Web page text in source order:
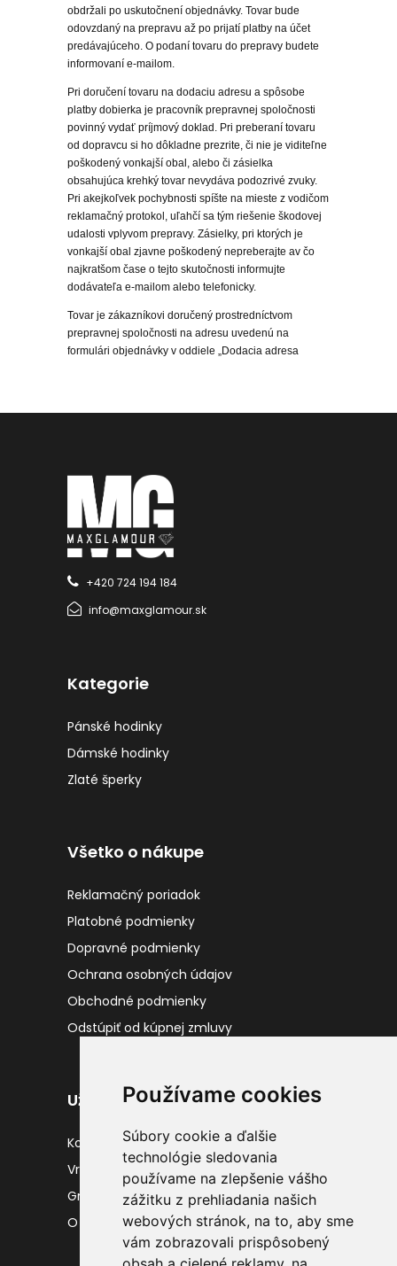
Používame cookies
Súbory cookie a ďalšie
technológie sledovania
používame na zlepšenie vášho
zážitku z prehliadania našich
webových stránok, na to, aby sme
vám zobrazovali prispôsobený
obdržali po uskutočnení objednávky. Tovar bude
odovzdaný na prepravu až po prijatí platby na účet
predávajúceho. O podaní tovaru do prepravy budete
informovaní e-mailom.
Pri doručení tovaru na dodaciu adresu a spôsobe
platby dobierka je pracovník prepravnej spoločnosti
povinný vydať príjmový doklad. Pri preberaní tovaru
od dopravcu si ho dôkladne prezrite, či nie je viditeľne
poškodený vonkajší obal, alebo či zásielka
obsahujúca krehký tovar nevydáva podozrivé zvuky.
Pri akejkoľvek pochybnosti spíšte na mieste z vodičom
reklamačný protokol, uľahčí sa tým riešenie škodovej
udalosti vplyvom prepravy. Zásielky, pri ktorých je
vonkajší obal zjavne poškodený nepreberajte av čo
najkratšom čase o tejto skutočnosti informujte
dodávateľa e-mailom alebo telefonicky.
Tovar je zákazníkovi doručený prostredníctvom
prepravnej spoločnosti na adresu uvedenú na
formulári objednávky v oddiele „Dodacia adresa
+420 724 194 184
info@maxglamour.sk
Kategorie
Pánské hodinky
Dámské hodinky
Zlaté šperky
Všetko o nákupe
Reklamačný poriadok
Platobné podmienky
Dopravné podmienky
Ochrana osobných údajov
Obchodné podmienky
Odstúpiť od kúpnej zmluvy
Užitočné odkazy
Kontakty
Vrátenie tovaru
Gravírovanie
O nás